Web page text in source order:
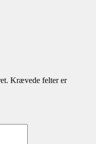
Krævede felter er